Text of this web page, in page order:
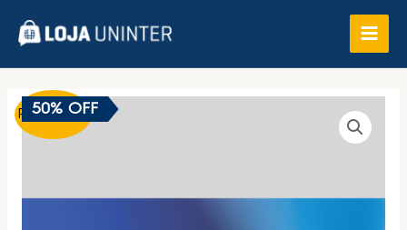
Promoção!
50% OFF